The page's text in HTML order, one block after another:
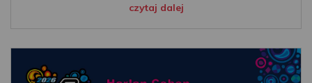
czytaj dalej